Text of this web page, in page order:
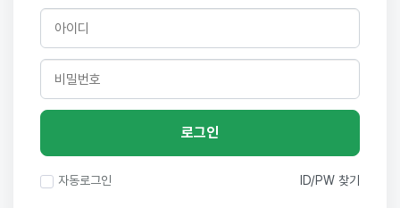
로그인
자동로그인 ID/PW 찾기